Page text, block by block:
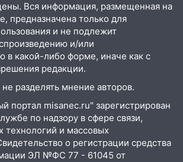
отдал более 14
за криминальное
кроссовер сбил 18-
после тройного ДТП
25-летнего байкера
область
жара
Вся информация, размещенная на
предназначена только для
и не подлежит
и/или
в какой-либо форме, иначе как с
редакции.
разделять мнение авторов.
портал misanec.ru" зарегистрирован
по надзору в сфере связи,
технологий и массовых
о регистрации средства
ЭЛ №ФС 77 - 61045 от